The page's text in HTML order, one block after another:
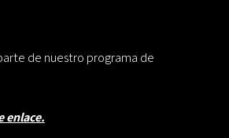
de nuestro programa de
enlace.